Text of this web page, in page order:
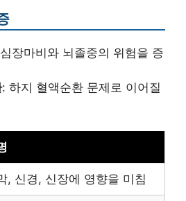
장마비와 뇌졸중의 위험을 증
: 하지 혈액순환 문제로 이어질
, 신경, 신장에 영향을 미침